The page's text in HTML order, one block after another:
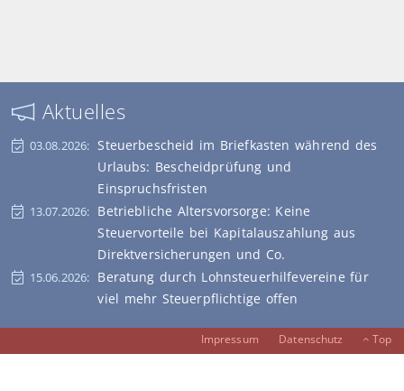
Aktuelles
03.08.2026: Steuerbescheid im Briefkasten während des
Urlaubs: Bescheidprüfung und
Einspruchsfristen
13.07.2026: Betriebliche Altersvorsorge: Keine
Steuervorteile bei Kapitalauszahlung aus
Direktversicherungen und Co.
15.06.2026: Beratung durch Lohnsteuerhilfevereine für
viel mehr Steuerpflichtige offen
Impressum Datenschutz Top